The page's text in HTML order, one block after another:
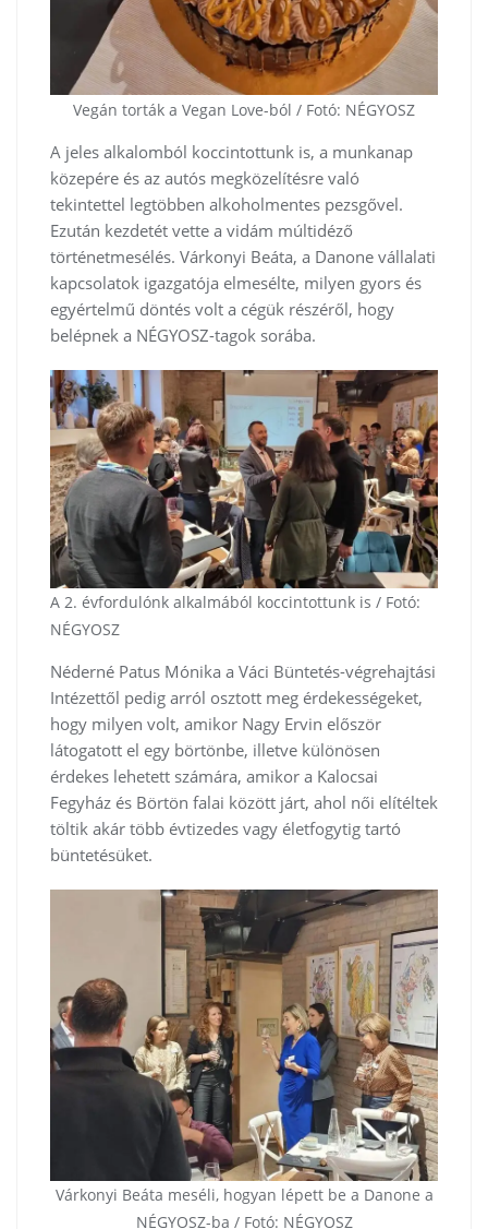
Vegán torták a Vegan Love-ból / Fotó: NÉGYOSZ
A jeles alkalomból koccintottunk is, a munkanap
közepére és az autós megközelítésre való
tekintettel legtöbben alkoholmentes pezsgővel.
Ezután kezdetét vette a vidám múltidéző
történetmesélés. Várkonyi Beáta, a Danone vállalati
kapcsolatok igazgatója elmesélte, milyen gyors és
egyértelmű döntés volt a cégük részéről, hogy
belépnek a NÉGYOSZ-tagok sorába.
A 2. évfordulónk alkalmából koccintottunk is / Fotó:
NÉGYOSZ
Néderné Patus Mónika a Váci Büntetés-végrehajtási
Intézettől pedig arról osztott meg érdekességeket,
hogy milyen volt, amikor Nagy Ervin először
látogatott el egy börtönbe, illetve különösen
érdekes lehetett számára, amikor a Kalocsai
Fegyház és Börtön falai között járt, ahol női elítéltek
töltik akár több évtizedes vagy életfogytig tartó
büntetésüket.
Várkonyi Beáta meséli, hogyan lépett be a Danone a
NÉGYOSZ-ba / Fotó: NÉGYOSZ